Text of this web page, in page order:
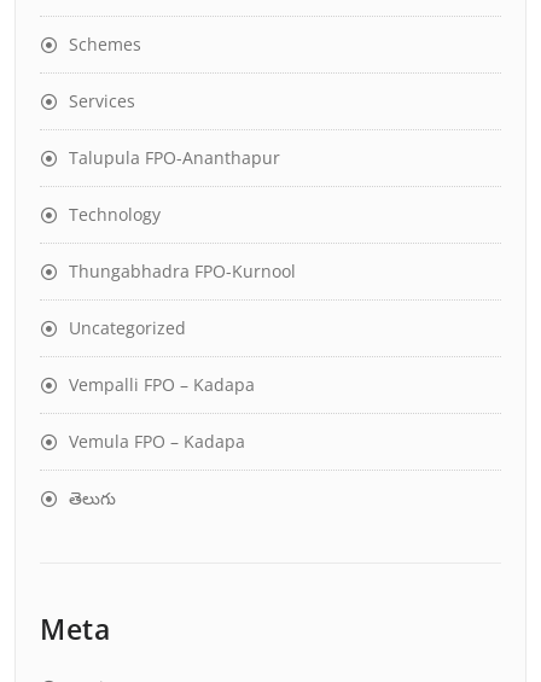
Schemes
Services
Talupula FPO-Ananthapur
Technology
Thungabhadra FPO-Kurnool
Uncategorized
Vempalli FPO – Kadapa
Vemula FPO – Kadapa
తెలుగు
Meta